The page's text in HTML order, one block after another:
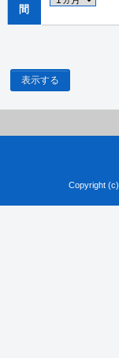
間
表示する
Copyright